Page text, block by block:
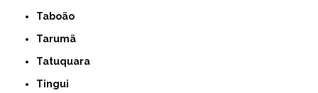
Taboão
Tarumã
Tatuquara
Tingui